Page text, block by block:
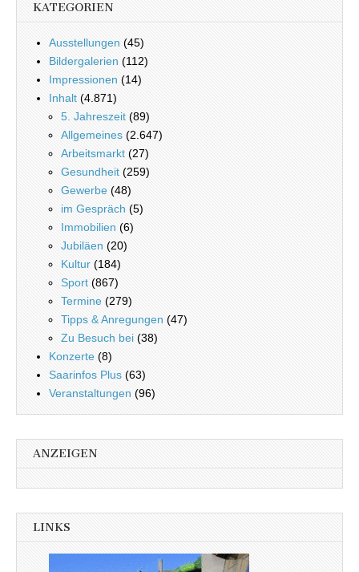
KATEGORIEN
Ausstellungen (45)
Bildergalerien (112)
Impressionen (14)
Inhalt (4.871)
5. Jahreszeit (89)
Allgemeines (2.647)
Arbeitsmarkt (27)
Gesundheit (259)
Gewerbe (48)
im Gespräch (5)
Immobilien (6)
Jubiläen (20)
Kultur (184)
Sport (867)
Termine (279)
Tipps & Anregungen (47)
Zu Besuch bei (38)
Konzerte (8)
Saarinfos Plus (63)
Veranstaltungen (96)
ANZEIGEN
LINKS